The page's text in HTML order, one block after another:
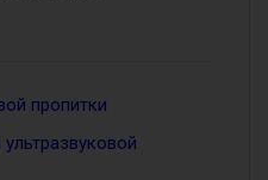
пропитки